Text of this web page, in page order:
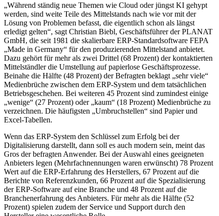
„Während ständig neue Themen wie Cloud oder jüngst KI gehypt
werden, sind weite Teile des Mittelstands nach wie vor mit der
Lösung von Problemen befasst, die eigentlich schon als längst
erledigt gelten“, sagt Christian Biebl, Geschäftsführer der PLANAT
GmbH, die seit 1981 die skalierbare ERP-Standardsoftware FEPA
„Made in Germany“ für den produzierenden Mittelstand anbietet.
Dazu gehört für mehr als zwei Drittel (68 Prozent) der kontaktierten
Mittelständler die Umstellung auf papierlose Geschäftsprozesse.
Beinahe die Hälfte (48 Prozent) der Befragten beklagt „sehr viele“
Medienbrüche zwischen dem ERP-System und dem tatsächlichen
Betriebsgeschehen. Bei weiteren 45 Prozent sind zumindest einige
„wenige“ (27 Prozent) oder „kaum“ (18 Prozent) Medienbrüche zu
verzeichnen. Die häufigsten „Umbruchstellen“ sind Papier und
Excel-Tabellen.
Wenn das ERP-System den Schlüssel zum Erfolg bei der
Digitalisierung darstellt, dann soll es auch modern sein, meint das
Gros der befragten Anwender. Bei der Auswahl eines geeigneten
Anbieters legen (Mehrfachnennungen waren erwünscht) 78 Prozent
Wert auf die ERP-Erfahrung des Herstellers, 67 Prozent auf die
Berichte von Referenzkunden, 66 Prozent auf die Spezialisierung
der ERP-Software auf eine Branche und 48 Prozent auf die
Branchenerfahrung des Anbieters. Für mehr als die Hälfte (52
Prozent) spielen zudem der Service und Support durch den